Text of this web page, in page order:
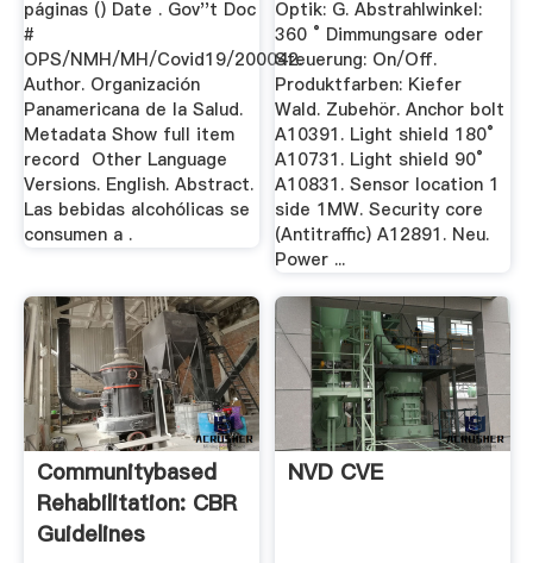
páginas () Date . Gov''t Doc
#
OPS/NMH/MH/Covid19/200042.
Author. Organización
Panamericana de la Salud.
Metadata Show full item
record Other Language
Versions. English. Abstract.
Las bebidas alcohólicas se
consumen a .
Optik: G. Abstrahlwinkel:
360 ° Dimmungsare oder
Steuerung: On/Off.
Produktfarben: Kiefer
Wald. Zubehör. Anchor bolt
A10391. Light shield 180°
A10731. Light shield 90°
A10831. Sensor location 1
side 1MW. Security core
(Antitraffic) A12891. Neu.
Power ...
Communitybased
Rehabilitation: CBR
Guidelines
NVD CVE